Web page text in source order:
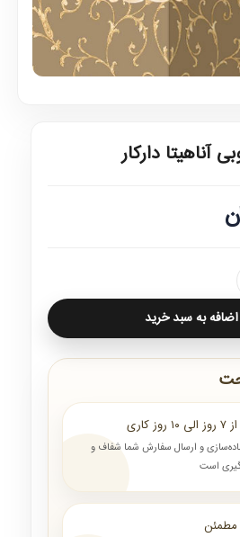
آناهیتا دارکار
اضافه به سبد خرید
کاری
و ارسال سفارش شما شفاف و
است
مطمئن